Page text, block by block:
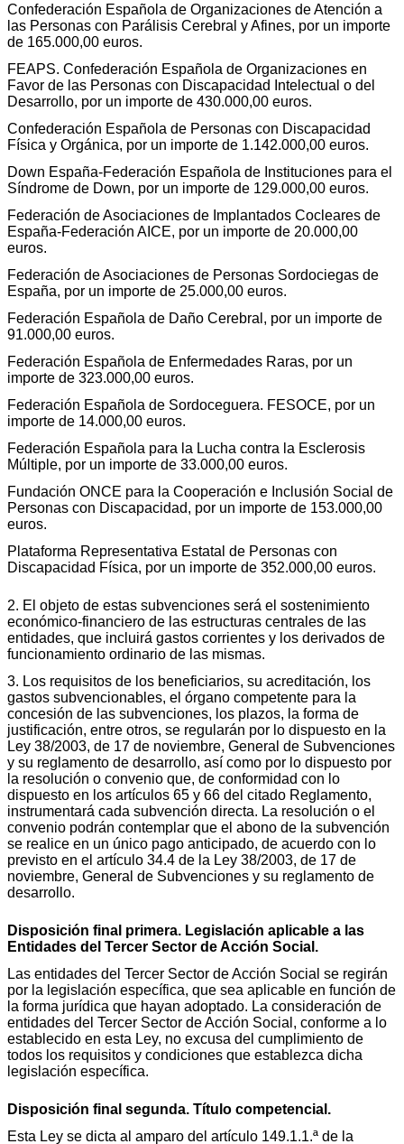
Confederación Española de Organizaciones de Atención a
las Personas con Parálisis Cerebral y Afines, por un importe
de 165.000,00 euros.
FEAPS. Confederación Española de Organizaciones en
Favor de las Personas con Discapacidad Intelectual o del
Desarrollo, por un importe de 430.000,00 euros.
Confederación Española de Personas con Discapacidad
Física y Orgánica, por un importe de 1.142.000,00 euros.
Down España-Federación Española de Instituciones para el
Síndrome de Down, por un importe de 129.000,00 euros.
Federación de Asociaciones de Implantados Cocleares de
España-Federación AICE, por un importe de 20.000,00
euros.
Federación de Asociaciones de Personas Sordociegas de
España, por un importe de 25.000,00 euros.
Federación Española de Daño Cerebral, por un importe de
91.000,00 euros.
Federación Española de Enfermedades Raras, por un
importe de 323.000,00 euros.
Federación Española de Sordoceguera. FESOCE, por un
importe de 14.000,00 euros.
Federación Española para la Lucha contra la Esclerosis
Múltiple, por un importe de 33.000,00 euros.
Fundación ONCE para la Cooperación e Inclusión Social de
Personas con Discapacidad, por un importe de 153.000,00
euros.
Plataforma Representativa Estatal de Personas con
Discapacidad Física, por un importe de 352.000,00 euros.
2. El objeto de estas subvenciones será el sostenimiento
económico-financiero de las estructuras centrales de las
entidades, que incluirá gastos corrientes y los derivados de
funcionamiento ordinario de las mismas.
3. Los requisitos de los beneficiarios, su acreditación, los
gastos subvencionables, el órgano competente para la
concesión de las subvenciones, los plazos, la forma de
justificación, entre otros, se regularán por lo dispuesto en la
Ley 38/2003, de 17 de noviembre, General de Subvenciones
y su reglamento de desarrollo, así como por lo dispuesto por
la resolución o convenio que, de conformidad con lo
dispuesto en los artículos 65 y 66 del citado Reglamento,
instrumentará cada subvención directa. La resolución o el
convenio podrán contemplar que el abono de la subvención
se realice en un único pago anticipado, de acuerdo con lo
previsto en el artículo 34.4 de la Ley 38/2003, de 17 de
noviembre, General de Subvenciones y su reglamento de
desarrollo.
Disposición final primera. Legislación aplicable a las
Entidades del Tercer Sector de Acción Social.
Las entidades del Tercer Sector de Acción Social se regirán
por la legislación específica, que sea aplicable en función de
la forma jurídica que hayan adoptado. La consideración de
entidades del Tercer Sector de Acción Social, conforme a lo
establecido en esta Ley, no excusa del cumplimiento de
todos los requisitos y condiciones que establezca dicha
legislación específica.
Disposición final segunda. Título competencial.
Esta Ley se dicta al amparo del artículo 149.1.1.ª de la